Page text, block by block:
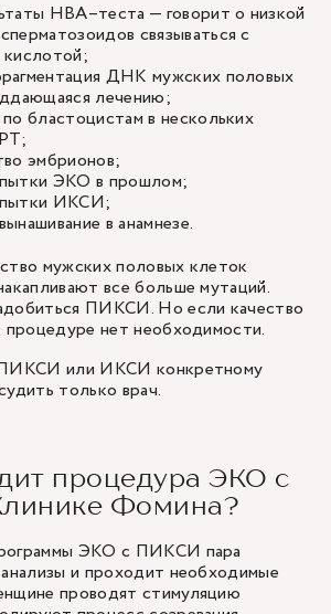
НВА–теста — говорит о низкой
связываться с
кислотой;
ДНК мужских половых
лечению;
бластоцистам в нескольких
эмбрионов;
ЭКО в прошлом;
ИКСИ;
в анамнезе.
мужских половых клеток
все больше мутаций.
ПИКСИ. Но если качество
процедуре нет необходимости.
или ИКСИ конкретному
только врач.
процедура ЭКО с
Фомина?
ЭКО с ПИКСИ пара
и проходит необходимые
проводят стимуляцию